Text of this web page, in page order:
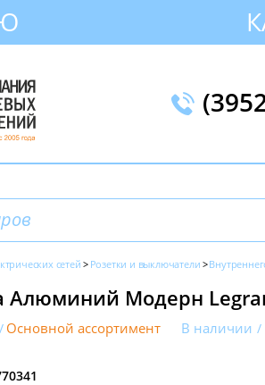
сетей Розетки и выключатели
Алюминий Модерн
Основной ассортимент В наличии